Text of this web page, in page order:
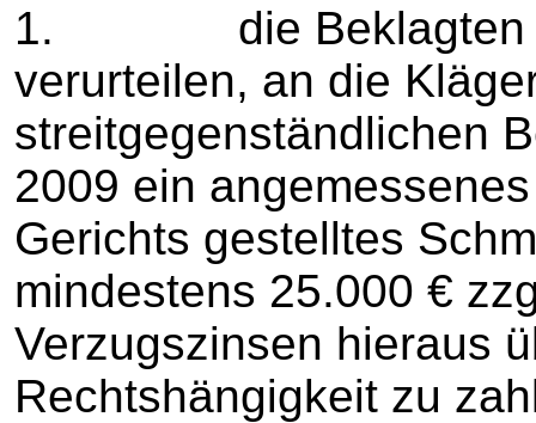
1. die Beklagten als
verurteilen, an die
streitgegenständlichen
2009 ein
Gerichts gestelltes
mindestens 25.000 €
Verzugszinsen hieraus
Rechtshängigkeit zu